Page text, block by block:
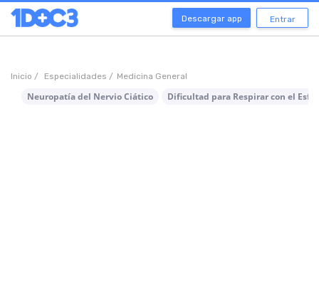
Descargar app Entrar
Inicio / Especialidades / Medicina General
Neuropatía del Nervio Ciático Dificultad para Respirar con el